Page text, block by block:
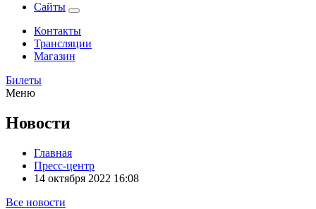
Сайты
Контакты
Трансляции
Магазин
Билеты
Меню
Новости
Главная
Пресс-центр
14 октября 2022 16:08
Все новости